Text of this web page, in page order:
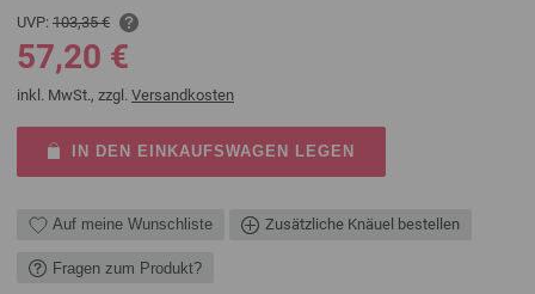
UVP: 103,35 €
57,20 €
inkl. MwSt., zzgl. Versandkosten
IN DEN EINKAUFSWAGEN LEGEN
Auf meine Wunschliste Zusätzliche Knäuel bestellen
Fragen zum Produkt?